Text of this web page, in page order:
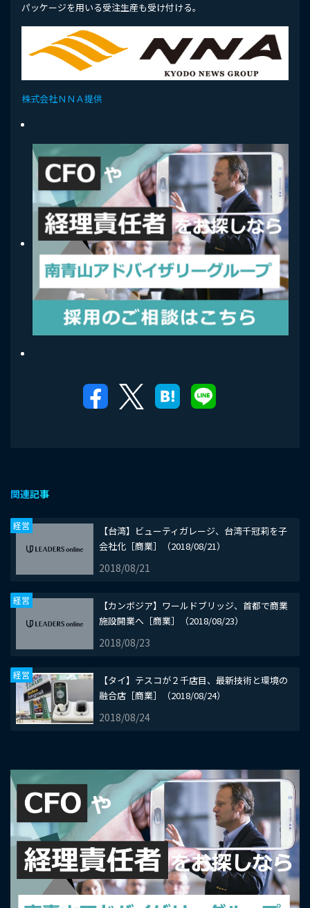
パッケージを用いる受注生産も受け付ける。
株式会社ＮＮＡ提供
関連記事
【台湾】ビューティガレージ、台湾千冠莉を子
会社化［商業］（2018/08/21）
2018/08/21
経営
【カンボジア】ワールドブリッジ、首都で商業
施設開業へ［商業］（2018/08/23）
2018/08/23
経営
【タイ】テスコが２千店目、最新技術と環境の
融合店［商業］（2018/08/24）
2018/08/24
経営